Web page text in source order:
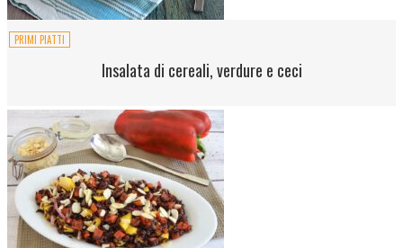
PRIMI PIATTI
Insalata di cereali, verdure e ceci